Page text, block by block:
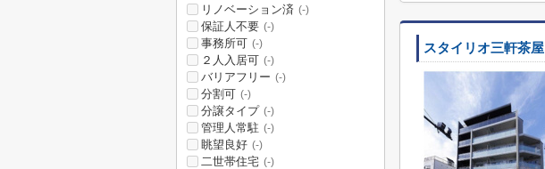
スタイリオ三軒茶屋
リノベーション済 (-)
保証人不要 (-)
事務所可 (-)
２人入居可 (-)
バリアフリー (-)
分割可 (-)
分譲タイプ (-)
管理人常駐 (-)
眺望良好 (-)
二世帯住宅 (-)